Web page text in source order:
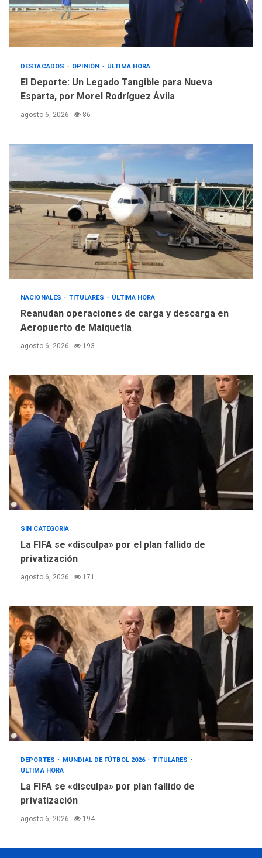
5
REGIONALES ÚLTIMA HORA
Instituciones estadales se
Escuelas Abiertas 2026
DESTACADOS OPINIÓN ÚLTIMA HORA
El Deporte: Un Legado Tangible para Nueva
Esparta, por Morel Rodríguez Ávila
agosto 6, 2026 86
NACIONALES TITULARES ÚLTIMA HORA
Reanudan operaciones de carga y descarga en
Aeropuerto de Maiquetía
agosto 6, 2026 193
SIN CATEGORIA
La FIFA se «disculpa» por el plan fallido de
privatización
agosto 6, 2026 171
DEPORTES MUNDIAL DE FÚTBOL 2026
TITULARES
ÚLTIMA HORA
La FIFA se «disculpa» por plan fallido de
privatización
agosto 6, 2026 194